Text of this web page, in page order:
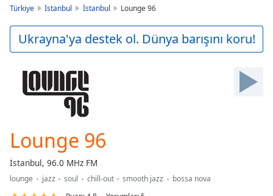
Play
Video
Skip
Skip
Current
Time0:00
Duration
Loaded
Türkiye İstanbul İstanbul Lounge 96
Ukrayna'ya destek ol. Dünya barışını koru!
Lounge 96
İstanbul, 96.0 MHz FM
lounge jazz soul chill-out smooth jazz
bossa nova